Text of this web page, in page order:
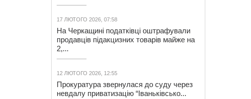
17 ЛЮТОГО 2026, 07:58
На Черкащині податківці оштрафували
продавців підакцизних товарів майже на
2,...
12 ЛЮТОГО 2026, 12:55
Прокуратура звернулася до суду через
невдалу приватизацію “Іваньківсько...